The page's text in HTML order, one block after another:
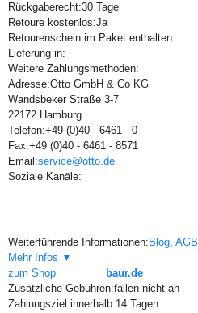
Rückgaberecht:30 Tage
Retoure kostenlos:Ja
Retourenschein:im Paket enthalten
Lieferung in:
Weitere Zahlungsmethoden:
Adresse:Otto GmbH & Co KG
Wandsbeker Straße 3-7
22172 Hamburg
Telefon:+49 (0)40 - 6461 - 0
Fax:+49 (0)40 - 6461 - 8571
Email:service@otto.de
Soziale Kanäle:
Weiterführende Informationen: Blog, AGB
Mehr Infos ▼
zum Shop
baur.de
Zusätzliche Gebühren:fallen nicht an
Zahlungsziel:innerhalb 14 Tagen